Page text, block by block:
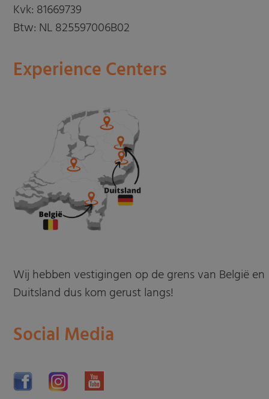
Kvk: 81669739
Btw: NL 825597006B02
Experience Centers
Wij hebben vestigingen op de grens van België en
Duitsland dus kom gerust langs!
Social Media